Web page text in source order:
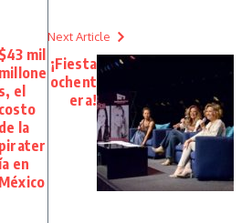
$43 mil
millone
s, el
costo
de la
pirater
ía en
México
Next Article
¡Fiesta
ochent
era!